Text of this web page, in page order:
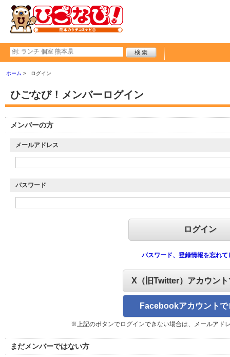
ホーム ログイン
ひごなび！メンバーログイン
メンバーの方
メールアドレス
パスワード
パスワード、登録情報を忘れて
X（旧Twitter）アカウン
Facebookアカウントで
※上記のボタンでログインできない場合は、メールアド
まだメンバーではない方